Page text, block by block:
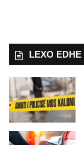
LEXO EDHE